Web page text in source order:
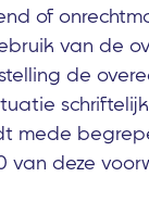
of
van de
de
mede
van deze